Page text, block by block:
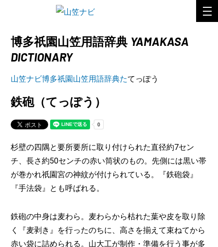
博多祇園山笠用語辞典 YAMAKASA
DICTIONARY
山笠ナビ博多祇園山笠用語辞典たてっぽう
鉄砲（てっぽう）
杉壁の四隅と要所要所に取り付けられた直径約7セン
チ、長さ約50センチの赤い筒状のもの。先側には黒い帯
が巻かれ祇園宮の神紋が付けられている。『鉄砲袋』
『手法袋』とも呼ばれる。
鉄砲の中身は麦わら。麦わらから枯れた葉や皮を取り除
く『麦剥き』を行ったのちに、高さを揃えて束ねてから
赤い袋に詰められる。山大工が制作・準備を行う事が多